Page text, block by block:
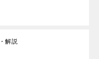
解説